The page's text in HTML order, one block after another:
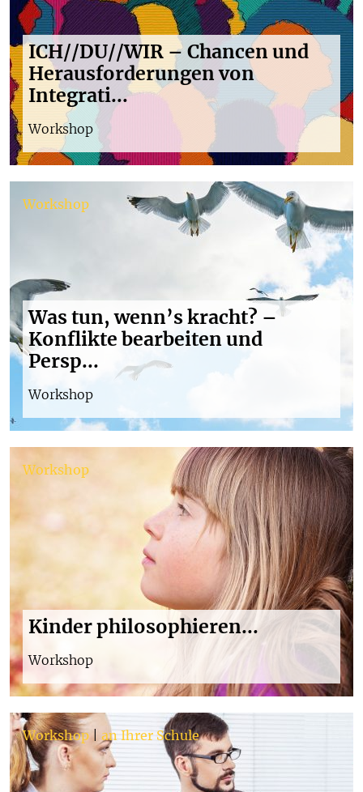
ICH//DU//WIR – Chancen und
Herausforderungen von
Integrati...
Workshop
Workshop
Was tun, wenn’s kracht? –
Konflikte bearbeiten und
Persp...
Workshop
Workshop
Kinder philosophieren...
Workshop
Workshop| an Ihrer Schule